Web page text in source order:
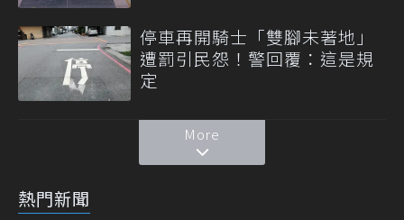
停車再開騎士「雙腳未著地」
遭罰引民怨！警回覆：這是規
定
More
熱門新聞